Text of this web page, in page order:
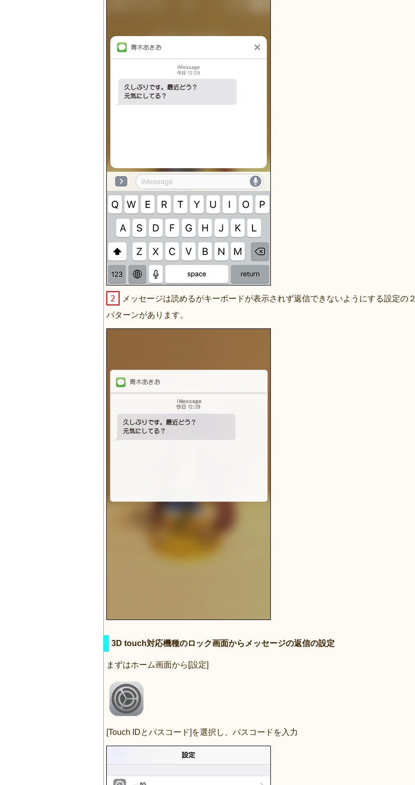
2
メッセージは読めるがキーボードが表示されず返信できないようにする設定の２
パターンがあります。
3D touch対応機種のロック画面からメッセージの返信の設定
まずはホーム画面から[設定]
[Touch IDとパスコード]を選択し、パスコードを入力